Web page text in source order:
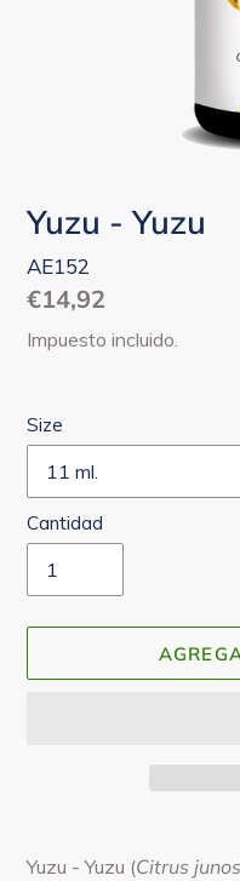
Yuzu - Yuzu
AE152
Precio
habitual
€14,92
Impuesto incluido.
Size
Cantidad
el
Yuzu - Yuzu (Citrus junos